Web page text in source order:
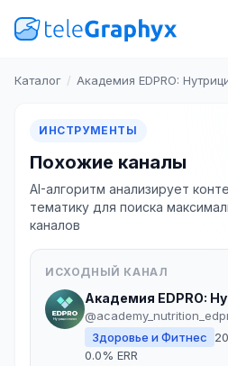
Каталог / Академия EDPRO:
ИНСТРУМЕНТЫ
Похожие каналы
AI-алгоритм анализирует
тематику для поиска
каналов
ИСХОДНЫЙ КАНАЛ
Академия EDPRO:
Здоровье и Фитнес
0.0% ERR